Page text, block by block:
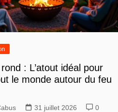
: L’atout idéal pour
le monde autour du feu
31 juillet 2026 0